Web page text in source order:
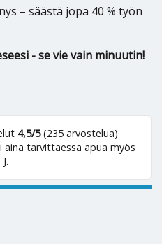
– säästä jopa 40 % työn
- se vie vain minuutin!
4,5/5(235 arvostelua)
aina tarvittaessa apua myös